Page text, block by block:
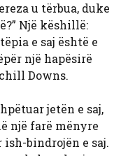
u tërbua, duke
Një këshillë:
e saj është e
një hapësirë
Downs.
jetën e saj,
një farë mënyre
bindrojën e saj.